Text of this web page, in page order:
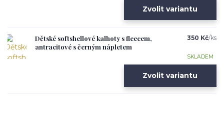
Zvolit variantu
Dětské softshellové kalhoty s fleecem,
antracitové s černým nápletem
350 Kč/ks
SKLADEM
Zvolit variantu